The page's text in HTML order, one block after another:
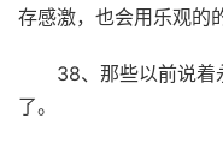
存感激，也会用乐观的
38、那些以前说着
了。